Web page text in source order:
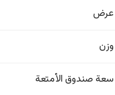
عرض
وزن
سعة صندوق الأمتعة